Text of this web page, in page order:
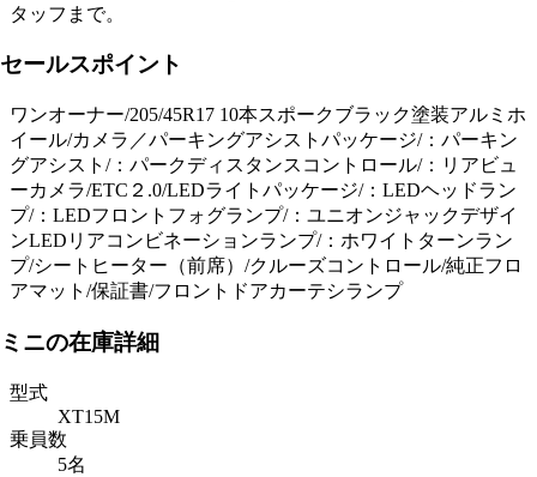
タッフまで。
セールスポイント
ワンオーナー/205/45R17 10本スポークブラック塗装アルミホ
イール/カメラ／パーキングアシストパッケージ/：パーキン
グアシスト/：パークディスタンスコントロール/：リアビュ
ーカメラ/ETC２.0/LEDライトパッケージ/：LEDヘッドラン
プ/：LEDフロントフォグランプ/：ユニオンジャックデザイ
ンLEDリアコンビネーションランプ/：ホワイトターンラン
プ/シートヒーター（前席）/クルーズコントロール/純正フロ
アマット/保証書/フロントドアカーテシランプ
ミニの在庫詳細
型式
XT15M
乗員数
5名